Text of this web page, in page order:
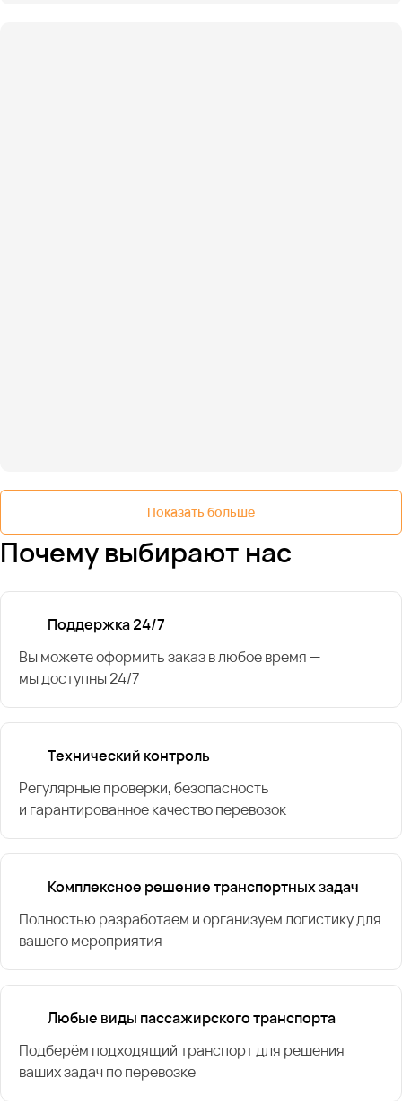
Показать больше
Почему выбирают нас
Поддержка 24/7
Вы можете оформить заказ в любое время —
мы доступны 24/7
Технический контроль
Регулярные проверки, безопасность
и гарантированное качество перевозок
Комплексное решение транспортных задач
Полностью разработаем и организуем логистику для
вашего мероприятия
Любые виды пассажирского транспорта
Подберём подходящий транспорт для решения
ваших задач по перевозке